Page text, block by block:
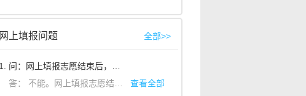
限报：根据招生政策的有关规定而限制报考，例如：报考音乐、体育、美术专业志愿的考生，在同一批次的志愿栏内只能选报同一类专业的学校与专业，不能混报；已婚、不符合年龄和体检要求的学生不能填报军事院校的志愿。
网上填报问题 全部>>
答： 不能。网上填报志愿结束后，任何人任何情况都不能更改志愿，这是招生录取纪律规定，若有人违反规定更改志愿，将按照教育部18令进行严肃处理。网上填报志愿结束后，所有考生的志愿数据库都要立即备份一份数据刻成光盘交纪检监督部门封存备查，接受纪检监督部门的监督。 查看全部